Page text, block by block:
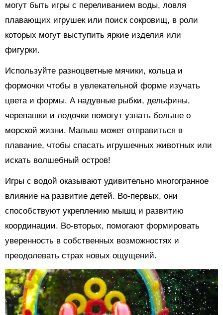
могут быть игры с переливанием воды, ловля
плавающих игрушек или поиск сокровищ, в роли
которых могут выступить яркие изделия или
фигурки.
Используйте разноцветные мячики, кольца и
формочки чтобы в увлекательной форме изучать
цвета и формы. А надувные рыбки, дельфины,
черепашки и лодочки помогут узнать больше о
морской жизни. Малыш может отправиться в
плавание, чтобы спасать игрушечных животных или
искать волшебный остров!
Игры с водой оказывают удивительно многогранное
влияние на развитие детей. Во-первых, они
способствуют укреплению мышц и развитию
координации. Во-вторых, помогают формировать
уверенность в собственных возможностях и
преодолевать страх новых ощущений.